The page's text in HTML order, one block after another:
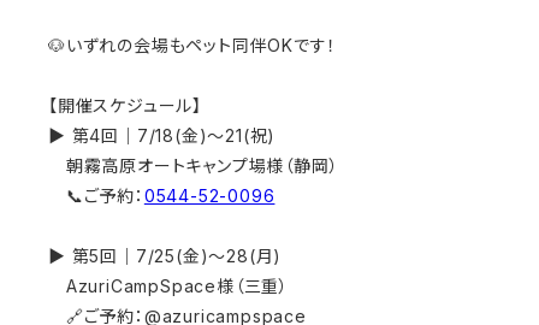
🐶いずれの会場もペット同伴OKです！
【開催スケジュール】
▶︎ 第4回｜7/18(金)〜21(祝)
朝霧高原オートキャンプ場様（静岡）
📞ご予約： 0544-52-0096
▶︎ 第5回｜7/25(金)〜28(月)
AzuriCampSpace様（三重）
🔗ご予約：@azuricampspace